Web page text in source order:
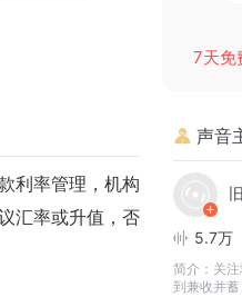
利率管理，机构
汇率或升值，否
7天免
声音
5.7万
简介： 关
到兼收并蓄